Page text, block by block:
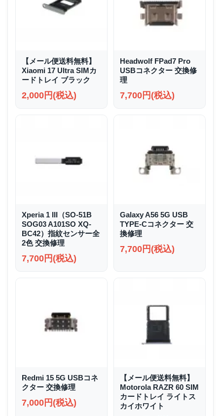
【メール便送料無料】
Xiaomi 17 Ultra SIMカ
ードトレイ ブラック
2,000円(税込)
Headwolf FPad7 Pro
USBコネクター 交換修
理
7,700円(税込)
Xperia 1 III（SO-51B
SOG03 A101SO XQ-
BC42）指紋センサー全
2色 交換修理
7,700円(税込)
Galaxy A56 5G USB
TYPE-Cコネクター 交
換修理
7,700円(税込)
Redmi 15 5G USBコネ
クター 交換修理
7,000円(税込)
【メール便送料無料】
Motorola RAZR 60 SIM
カードトレイ ライトス
カイホワイト